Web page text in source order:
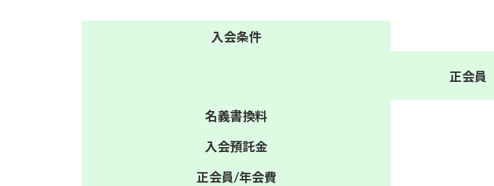
入会条件
正会員
名義書換料
入会預託金
正会員/年会費